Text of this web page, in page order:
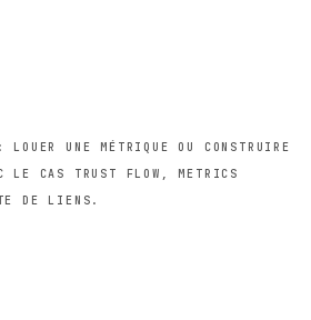
UNE MÉTRIQUE OU CONSTRUIRE
LE CAS TRUST FLOW, METRICS
DE LIENS.